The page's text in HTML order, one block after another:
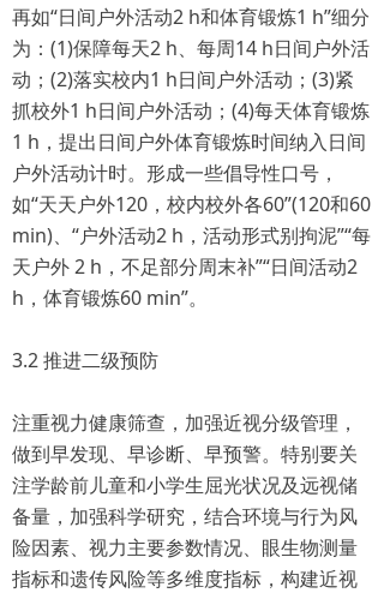
再如“日间户外活动2 h和体育锻炼1 h”细分
为：(1)保障每天2 h、每周14 h日间户外活
动；(2)落实校内1 h日间户外活动；(3)紧
抓校外1 h日间户外活动；(4)每天体育锻炼
1 h，提出日间户外体育锻炼时间纳入日间
户外活动计时。形成一些倡导性口号，
如“天天户外120，校内校外各60”(120和60
min)、“户外活动2 h，活动形式别拘泥”“每
天户外 2 h，不足部分周末补”“日间活动2
h，体育锻炼60 min”。
3.2 推进二级预防
注重视力健康筛查，加强近视分级管理，
做到早发现、早诊断、早预警。特别要关
注学龄前儿童和小学生屈光状况及远视储
备量，加强科学研究，结合环境与行为风
险因素、视力主要参数情况、眼生物测量
指标和遗传风险等多维度指标，构建近视